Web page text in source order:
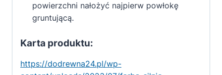
powierzchni nałożyć najpierw powłokę
gruntującą.
Karta produktu:
https://dodrewna24.pl/wp-